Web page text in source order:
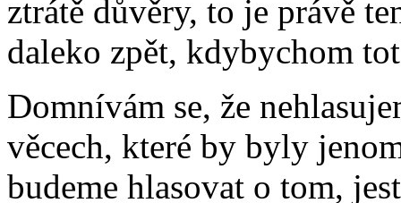
ztrátě důvěry, to je právě
daleko zpět, kdybychom
Domnívám se, že
věcech, které by byly
budeme hlasovat o tom,